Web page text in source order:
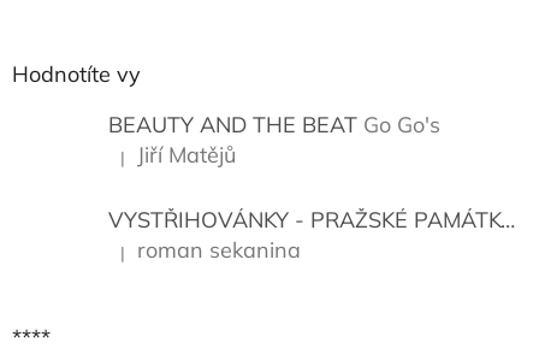
Hodnotíte vy
BEAUTY AND THE BEAT Go Go's
Hodnocení produktu je 5 z 5 hvězdiček.
| Jiří Matějů
VYSTŘIHOVÁNKY - PRAŽSKÉ PAMÁTKY
Hodnocení produktu je 5 z 5 hvězdiček.
| roman sekanina
****